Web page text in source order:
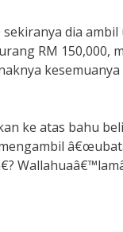
dia
RM 150,000,
ke atas bahu